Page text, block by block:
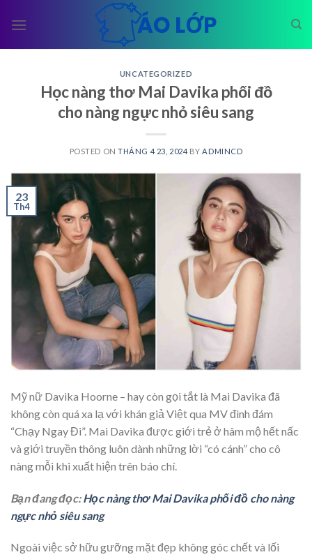
UNCATEGORIZED
Học nàng thơ Mai Davika phối đồ
cho nàng ngực nhỏ siêu sang
POSTED ONTHÁNG 4 23, 2024 BY ADMINCD
23
Th4
Mỹ nữ Davika Hoorne – hay còn gọi tắt là Mai Davika đã
không còn quá xa lạ với khán giả Việt qua MV đình đám
“Chạy Ngay Đi”. Mai Davika được giới trẻ ở hâm mộ hết nấc
và giới truyền thông luôn dành những lời “có cánh” cho cô
nàng mỗi khi xuất hiện trên báo chí.
Bạn đang đọc:Học nàng thơ Mai Davika phối đồ cho nàng
ngực nhỏ siêu sang
Ngoài việc sở hữu gưỡng mặt đẹp không góc chết và lối